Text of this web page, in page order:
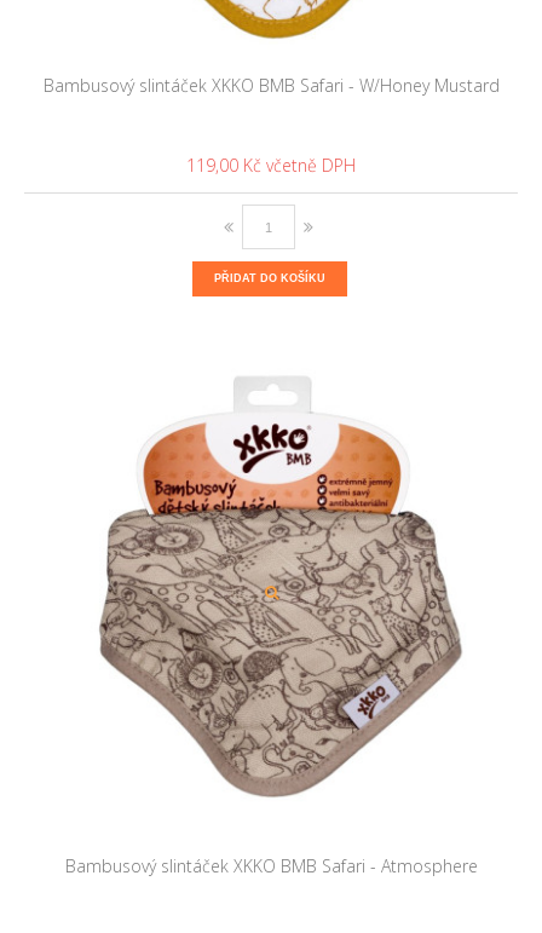
Bambusový slintáček XKKO BMB Safari - W/Honey Mustard
119,00 Kč
PŘIDAT DO KOŠÍKU
Bambusový slintáček XKKO BMB Safari - Atmosphere